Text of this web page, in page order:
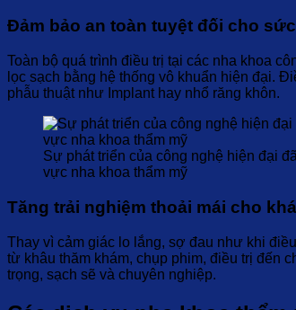
Đảm bảo an toàn tuyệt đối cho
Toàn bộ quá trình điều trị tại các nha khoa
lọc sạch bằng hệ thống vô khuẩn hiện đại.
phẫu thuật như Implant hay nhổ răng khôn.
Sự phát triển của công nghệ hiện đại
vực nha khoa thẩm mỹ
Tăng trải nghiệm thoải mái cho
Thay vì cảm giác lo lắng, sợ đau như khi
từ khâu thăm khám, chụp phim, điều trị đến
trọng, sạch sẽ và chuyên nghiệp.